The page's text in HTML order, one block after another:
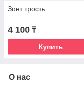
Зонт трость
4 100 ₸
Купить
О нас